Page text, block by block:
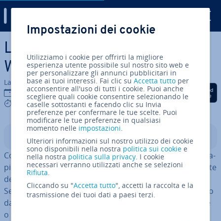
Vai al contenuto prin­ci­pa­le
Le scor­cia­to­ie da tastiera di
Windows 11: una pa­no­ra­mi­ca
La redazione di IONOS
03 mag 2022
4 mins
Condividi via Facebook
Condividi via Twitter
Condividi via
Indice
Con le scor­cia­to­ie da tastiera di Windows 11 accedete ra­
pi­da­men­te alle im­po­sta­zio­ni del sistema oppure eseguite
delle azioni
Sebbene molte di esse siano rimaste invariate passando
da Windows 10 a Windows 11, altre sono state aggiunte
o mo­di­fi­ca­te, come ad esempio [Windows] + [W] (per i
Impostazioni dei cookie
Utilizziamo i cookie per offrirti la migliore
esperienza utente possibile sul nostro sito web e
per personalizzare gli annunci pubblicitari in
base ai tuoi interessi. Fai clic suAccetta tutto per
acconsentire all'uso di tutti i cookie. Puoi anche
scegliere quali cookie consentire selezionando le
caselle sottostanti e facendo clic su Invia
preferenze per confermare le tue scelte. Puoi
modificare le tue preferenze in qualsiasi
momento nelle impostazioni.
Ulteriori informazioni sul nostro utilizzo dei cookie
sono disponibili nella nostra politica sui cookie e
nella nostra politica sulla privacy. I cookie
necessari verranno utilizzati anche se selezioni
Rifiuta.
Cliccando su "Accetta tutto", accetti la raccolta e la
trasmissione dei tuoi dati a paesi terzi.